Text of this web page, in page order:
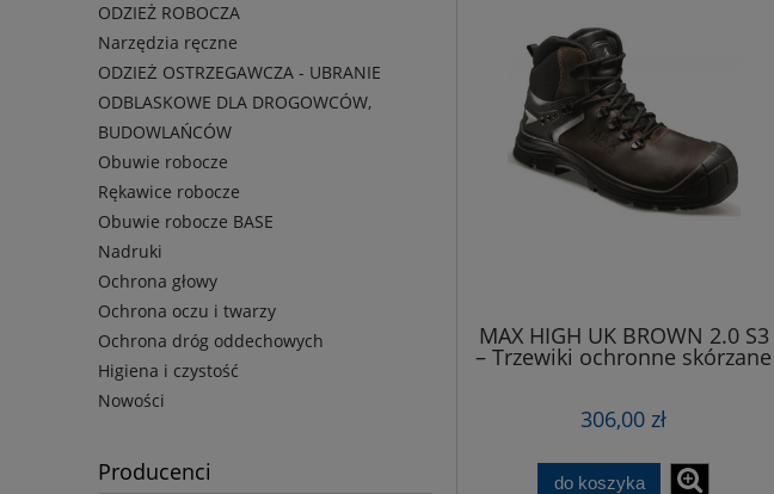
ODZIEŻ ROBOCZA
Narzędzia ręczne
ODZIEŻ OSTRZEGAWCZA - UBRANIE
ODBLASKOWE DLA DROGOWCÓW,
BUDOWLAŃCÓW
Obuwie robocze
Rękawice robocze
Obuwie robocze BASE
Nadruki
Ochrona głowy
Ochrona oczu i twarzy
Ochrona dróg oddechowych
Higiena i czystość
Nowości
Producenci
MAX HIGH UK BROWN 2.0 S3
– Trzewiki ochronne skórzane
306,00 zł
do koszyka